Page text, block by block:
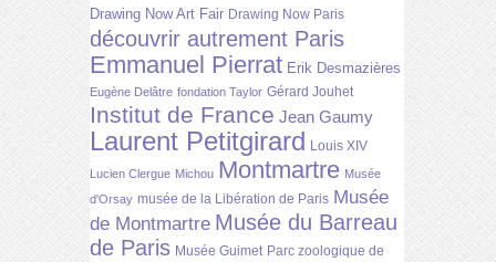
Drawing Now Art Fair Drawing Now Paris
découvrir autrement Paris
Emmanuel Pierrat Erik Desmazières
Eugène Delâtre fondation Taylor Gérard Jouhet
Institut de France Jean Gaumy
Laurent Petitgirard Louis XIV
Lucien Clergue Michou Montmartre Musée
d'Orsay musée de la Libération de Paris Musée
de Montmartre Musée du Barreau
de Paris Musée Guimet Parc zoologique de